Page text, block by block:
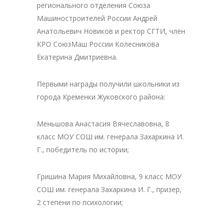
регионального отделения Союза
Машиностроителей России Андрей
Анатольевич Новиков и ректор СГТИ, член
КРО СоюзМаш России Колесникова
Екатерина Дмитриевна.
Первыми награды получили школьники из
города Кременки Жуковского района:
Меньшова Анастасия Вячеславовна, 8
класс МОУ СОШ им. генерала Захаркина И.
Г., победитель по истории;
Гришина Мария Михайловна, 9 класс МОУ
СОШ им. генерала Захаркина И. Г., призер,
2 степени по психологии;